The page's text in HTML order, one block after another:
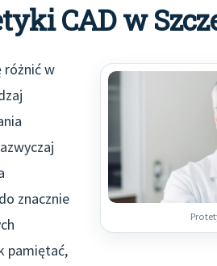
CAD w
różnić w
znacznie
pamiętać,